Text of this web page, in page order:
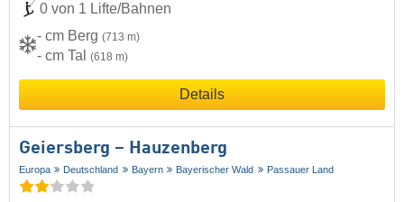
0 von 1 Lifte/Bahnen
- cm Berg (713 m)
- cm Tal (618 m)
Details
Geiersberg – Hauzenberg
Europa Deutschland Bayern Bayerischer Wald Passauer Land